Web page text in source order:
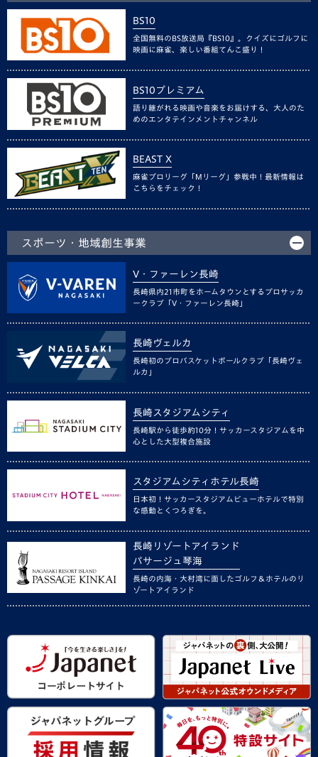
BS10
全国無料のBS放送局『BS10』。クイズにゴルフに
映画に麻雀、楽しい番組てんこ盛り！
BS10プレミアム
語り継がれる映画や音楽をお届けする、大人のた
めのエンタテインメントチャンネル
BEAST X
麻雀プロリーグ「Mリーグ」参戦中！最新情報は
こちらをチェック！
スポーツ・地域創生事業
V・ファーレン長崎
長崎県内21市町をホームタウンとするプロサッカ
ークラブ「V・ファーレン長崎」
長崎ヴェルカ
長崎初のプロバスケットボールクラブ「長崎ヴェ
ルカ」
長崎スタジアムシティ
長崎駅から徒歩約10分！サッカースタジアムを中
心とした大型複合施設
スタジアムシティホテル長崎
日本初！サッカースタジアムビューホテルで特別
な感動とくつろぎを。
長崎リゾートアイランド
パサージュ琴海
長崎の内海・大村湾に面したゴルフ＆ホテルのリ
ゾートアイランド